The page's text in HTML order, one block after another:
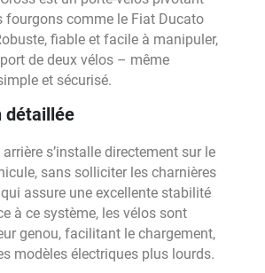
fourgons comme le Fiat Ducato
fiable et facile à manipuler,
de deux vélos – même
et sécurisé.
détaillée
arrière s’installe directement sur le
sans solliciter les charnières
assure une excellente stabilité
à ce système, les vélos sont
genou, facilitant le chargement,
modèles électriques plus lourds.